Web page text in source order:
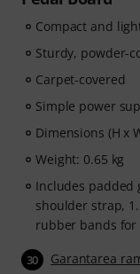
Compact and
Sturdy, powder-
Carpet-covered
Simple power
Dimensions (H x
Weight: 0.65 kg
Includes padded
shoulder strap,
rubber bands
30 Garantarea